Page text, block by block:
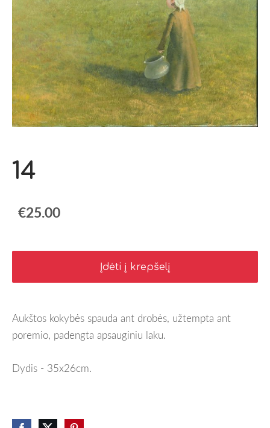
14
€25.00
Įdėti į krepšelį
Aukštos kokybės spauda ant drobės, užtempta ant
poremio, padengta apsauginiu laku.
Dydis - 35x26cm.